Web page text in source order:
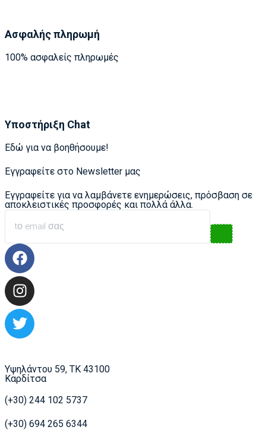
Ασφαλής πληρωμή
100% ασφαλείς πληρωμές
Υποστήριξη Chat
Εδώ για να βοηθήσουμε!
Εγγραφείτε στο Newsletter μας
Εγγραφείτε για να λαμβάνετε ενημερώσεις, πρόσβαση σε
αποκλειστικές προσφορές και πολλά άλλα.
Υψηλάντου 59, ΤΚ 43100
Καρδίτσα
(+30) 244 102 5737
(+30) 694 265 6344